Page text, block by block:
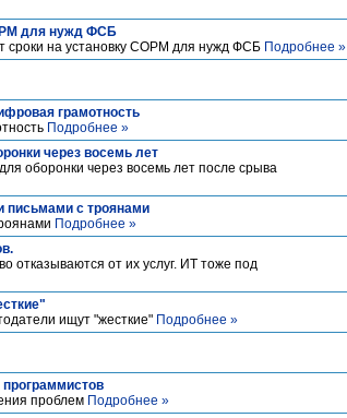
для нужд ФСБ
сроки на установку СОРМ для нужд ФСБ Подробнее »
грамотность
Подробнее »
через восемь лет
оборонки через восемь лет после срыва
письмами с троянами
Подробнее »
отказываются от их услуг. ИТ тоже под
ищут "жесткие" Подробнее »
проблем Подробнее »